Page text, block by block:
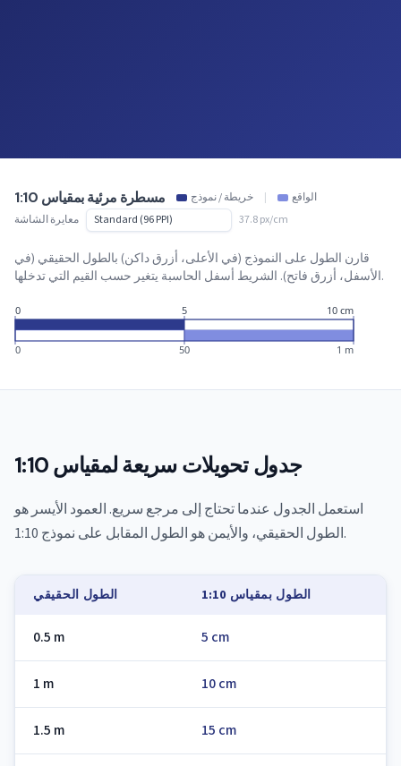
مسطرة مرئية بمقياس 1:10 خريطة / نموذج |
الواقع
معايرة الشاشة
37.8 px/cm
قارن الطول على النموذج (في الأعلى، أزرق داكن) بالطول الحقيقي (في
الأسفل، أزرق فاتح). الشريط أسفل الحاسبة يتغير حسب القيم التي تدخلها.
0
0
5
50
10 cm
1 m
جدول تحويلات سريعة لمقياس 1:10
استعمل الجدول عندما تحتاج إلى مرجع سريع. العمود الأيسر هو
الطول الحقيقي، والأيمن هو الطول المقابل على نموذج 1:10.
الطول الحقيقي الطول بمقياس 1:10
0.5 m 5 cm
1 m 10 cm
1.5 m 15 cm